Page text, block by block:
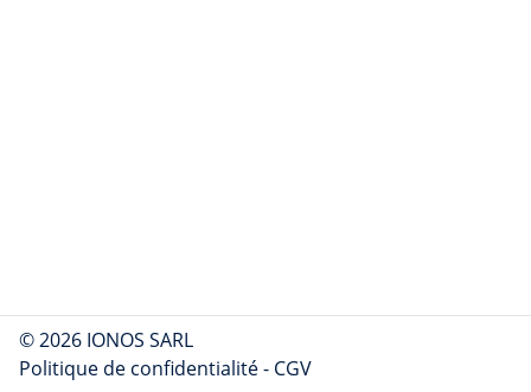
© 2026 IONOS SARL
Politique de confidentialité- CGV